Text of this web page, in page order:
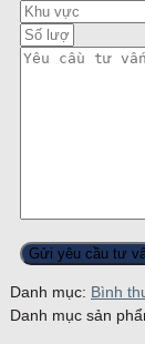
Danh mục: Bình
Danh mục sản